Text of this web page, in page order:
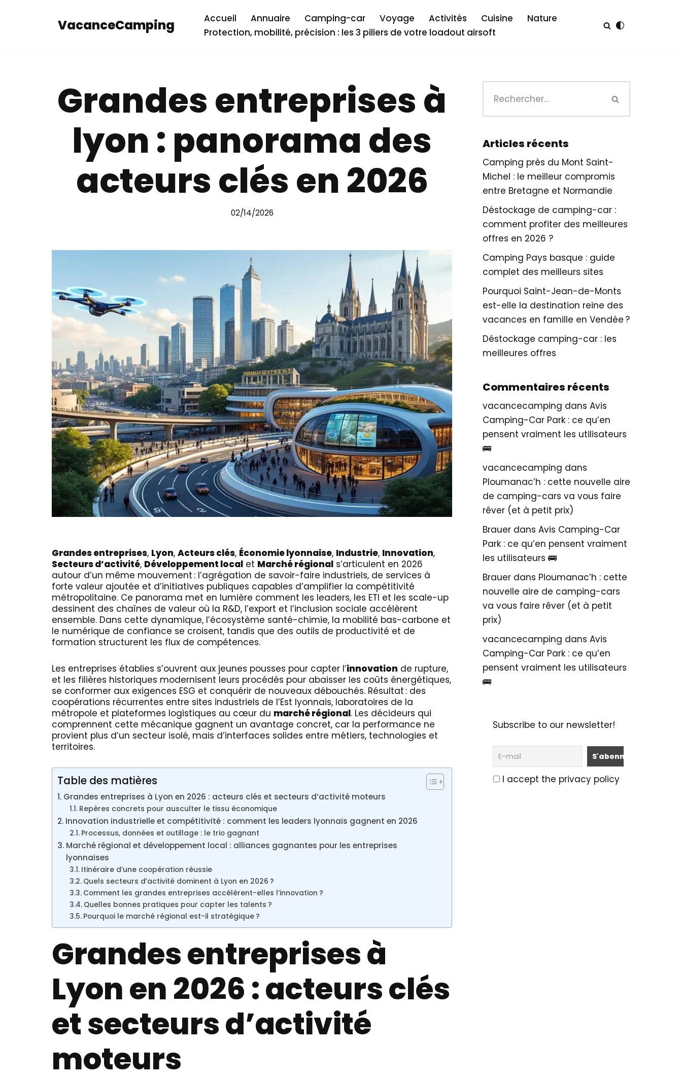
VacanceCamping Accueil Annuaire Camping-car Voyage Activités Cuisine
Nature
Protection, mobilité, précision : les 3 piliers de votre loadout airsoft
Grandes entreprises à
lyon : panorama des
acteurs clés en 2026
02/14/2026
Grandes entreprises, Lyon, Acteurs clés, Économie lyonnaise, Industrie, Innovation,
Secteurs d’activité, Développement local et Marché régional s’articulent en 2026
autour d’un même mouvement : l’agrégation de savoir-faire industriels, de services à
forte valeur ajoutée et d’initiatives publiques capables d’amplifier la compétitivité
métropolitaine. Ce panorama met en lumière comment les leaders, les ETI et les scale-up
dessinent des chaînes de valeur où la R&D, l’export et l’inclusion sociale accélèrent
ensemble. Dans cette dynamique, l’écosystème santé-chimie, la mobilité bas-carbone et
le numérique de confiance se croisent, tandis que des outils de productivité et de
formation structurent les flux de compétences.
Les entreprises établies s’ouvrent aux jeunes pousses pour capter l’innovation de rupture,
et les filières historiques modernisent leurs procédés pour abaisser les coûts énergétiques,
se conformer aux exigences ESG et conquérir de nouveaux débouchés. Résultat : des
coopérations récurrentes entre sites industriels de l’Est lyonnais, laboratoires de la
métropole et plateformes logistiques au cœur du marché régional. Les décideurs qui
comprennent cette mécanique gagnent un avantage concret, car la performance ne
provient plus d’un secteur isolé, mais d’interfaces solides entre métiers, technologies et
territoires.
Table des matières
Grandes entreprises à Lyon en 2026 : acteurs clés et secteurs d’activité moteurs
Repères concrets pour ausculter le tissu économique
Innovation industrielle et compétitivité : comment les leaders lyonnais gagnent en 2026
Processus, données et outillage : le trio gagnant
Marché régional et développement local : alliances gagnantes pour les entreprises
lyonnaises
Itinéraire d’une coopération réussie
Quels secteurs d’activité dominent à Lyon en 2026 ?
Comment les grandes entreprises accélèrent-elles l’innovation ?
Quelles bonnes pratiques pour capter les talents ?
Pourquoi le marché régional est-il stratégique ?
Grandes entreprises à
Lyon en 2026 : acteurs clés
et secteurs d’activité
moteurs
Articles récents
Camping près du Mont Saint-
Michel : le meilleur compromis
entre Bretagne et Normandie
Déstockage de camping-car :
comment profiter des meilleures
offres en 2026 ?
Camping Pays basque : guide
complet des meilleurs sites
Pourquoi Saint-Jean-de-Monts
est-elle la destination reine des
vacances en famille en Vendée ?
Déstockage camping-car : les
meilleures offres
Commentaires récents
vacancecamping dans Avis
Camping-Car Park : ce qu’en
pensent vraiment les utilisateurs
🚌
vacancecamping dans
Ploumanac’h : cette nouvelle aire
de camping-cars va vous faire
rêver (et à petit prix)
Brauer dans Avis Camping-Car
Park : ce qu’en pensent vraiment
les utilisateurs 🚌
Brauer dans Ploumanac’h : cette
nouvelle aire de camping-cars
va vous faire rêver (et à petit
prix)
vacancecamping dans Avis
Camping-Car Park : ce qu’en
pensent vraiment les utilisateurs
🚌
Subscribe to our newsletter!
I accept the privacy policy